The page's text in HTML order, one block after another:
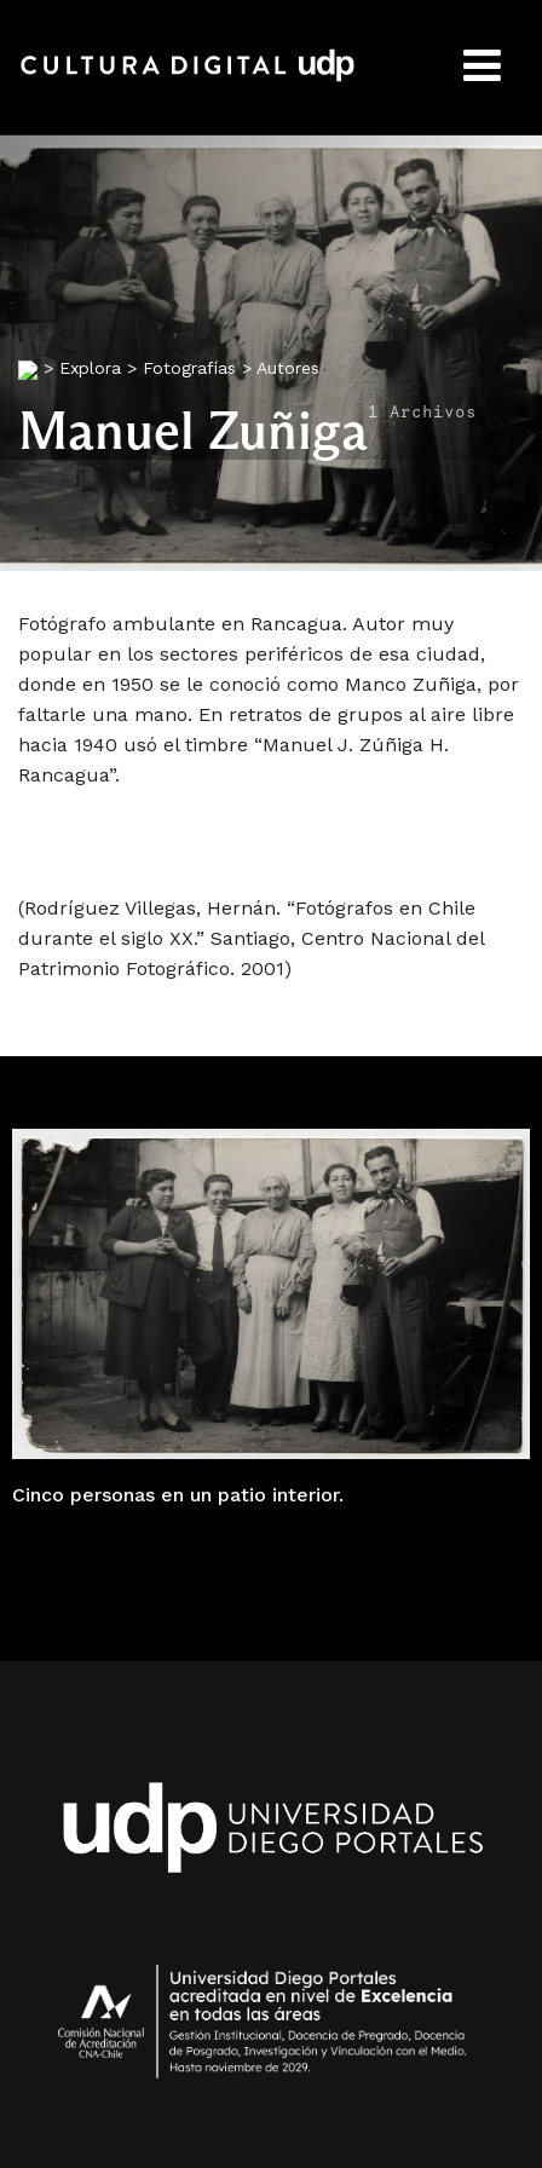
> Explora > Fotografías> Autores
Manuel Zuñiga1 Archivos
Fotógrafo ambulante en Rancagua. Autor muy
popular en los sectores periféricos de esa ciudad,
donde en 1950 se le conoció como Manco Zuñiga, por
faltarle una mano. En retratos de grupos al aire libre
hacia 1940 usó el timbre “Manuel J. Zúñiga H.
Rancagua”.
(Rodríguez Villegas, Hernán. “Fotógrafos en Chile
durante el siglo XX.” Santiago, Centro Nacional del
Patrimonio Fotográfico. 2001)
Cinco personas en un patio interior.